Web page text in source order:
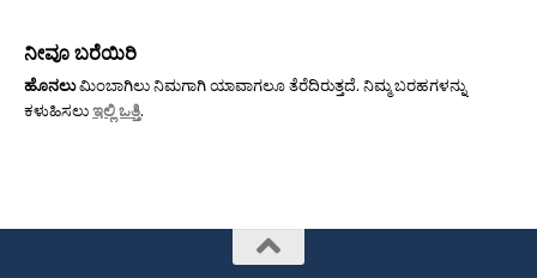
ನೀವೂ ಬರೆಯಿರಿ
ಹೊನಲುಮಿಂಬಾಗಿಲು ನಿಮಗಾಗಿ ಯಾವಾಗಲೂ ತೆರೆದಿರುತ್ತದೆ. ನಿಮ್ಮ ಬರಹಗಳನ್ನು
ಕಳುಹಿಸಲುಇಲ್ಲಿ ಒತ್ತಿ.